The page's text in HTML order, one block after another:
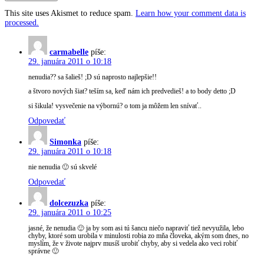
This site uses Akismet to reduce spam. Learn how your comment data is
processed.
carmabelle píše:
29. januára 2011 o 10:18
nenudia?? sa šalieš! ;D sú naprosto najlepšie!!
a štvoro nových šiat? teším sa, keď nám ich predvedieš! a to body detto ;D
si šikula! vysvečenie na výbornú? o tom ja môžem len snívať..
Odpovedať
Simonka píše:
29. januára 2011 o 10:18
nie nenudia 🙂 sú skvelé
Odpovedať
dolcezuzka píše:
29. januára 2011 o 10:25
jasné, že nenudia 🙂 ja by som asi tú šancu niečo napraviť tiež nevyužila, lebo
chyby, ktoré som urobila v minulosti robia zo mňa človeka, akým som dnes, no
myslím, že v živote najprv musíš urobiť chyby, aby si vedela ako veci robiť
správne 🙂